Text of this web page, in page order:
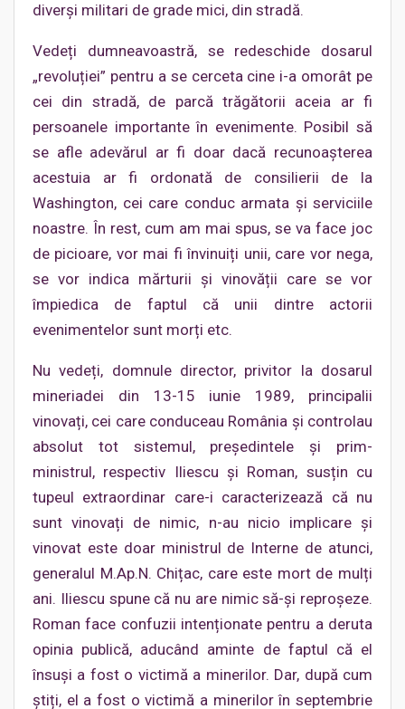
diverși militari de grade mici, din stradă.
Vedeți dumneavoastră, se redeschide dosarul
„revoluției” pentru a se cerceta cine i-a omorât pe
cei din stradă, de parcă trăgătorii aceia ar fi
persoanele importante în evenimente. Posibil să
se afle adevărul ar fi doar dacă recunoașterea
acestuia ar fi ordonată de consilierii de la
Washington, cei care conduc armata și serviciile
noastre. În rest, cum am mai spus, se va face joc
de picioare, vor mai fi învinuiți unii, care vor nega,
se vor indica mărturii și vinovății care se vor
împiedica de faptul că unii dintre actorii
evenimentelor sunt morți etc.
Nu vedeți, domnule director, privitor la dosarul
mineriadei din 13-15 iunie 1989, principalii
vinovați, cei care conduceau România și controlau
absolut tot sistemul, președintele și prim-
ministrul, respectiv Iliescu și Roman, susțin cu
tupeul extraordinar care-i caracterizează că nu
sunt vinovați de nimic, n-au nicio implicare și
vinovat este doar ministrul de Interne de atunci,
generalul M.Ap.N. Chițac, care este mort de mulți
ani. Iliescu spune că nu are nimic să-și reproșeze.
Roman face confuzii intenționate pentru a deruta
opinia publică, aducând aminte de faptul că el
însuși a fost o victimă a minerilor. Dar, după cum
știți, el a fost o victimă a minerilor în septembrie